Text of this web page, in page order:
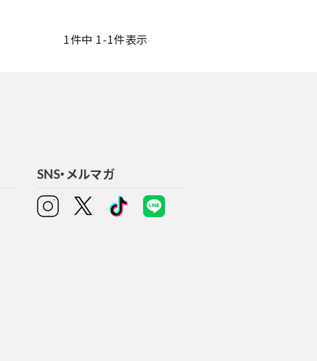
1件中 1-1件表示
SNS・メルマガ